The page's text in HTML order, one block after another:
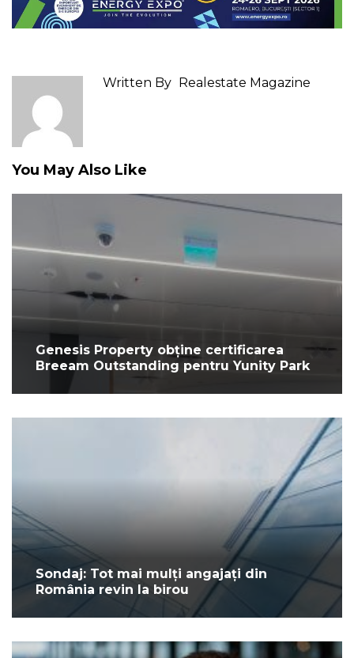
Written By Realestate Magazine
You May Also Like
Genesis Property obține certificarea
Breeam Outstanding pentru Yunity Park
Sondaj: Tot mai mulți angajați din
România revin la birou